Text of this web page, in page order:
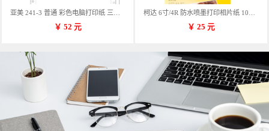
￥ 52 元 ￥ 25元